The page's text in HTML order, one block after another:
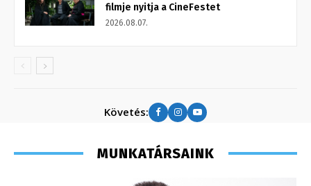
filmje nyitja a CineFestet
2026.08.07.
Követés:
MUNKATÁRSAINK